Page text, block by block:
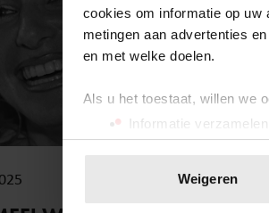
cookies om informatie op uw
metingen aan advertenties
en met welke doelen.
Als u het toestaat, willen we
Informatie
Uw apparaat
toestemming op elk moment
Weigeren